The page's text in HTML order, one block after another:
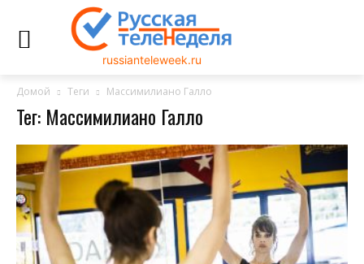
russianteleweek.ru
Домой Теги Массимилиано Галло
Тег: Массимилиано Галло